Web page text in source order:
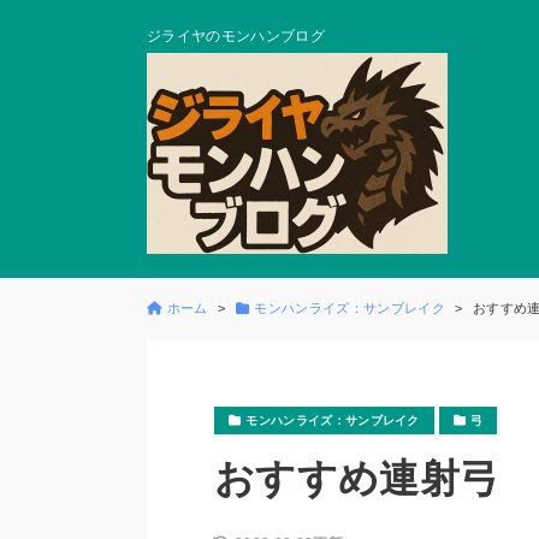
ジライヤのモンハンブログ
ホーム モンハンライズ：サンブレイク おすすめ
モンハンライズ：サンブレイク 弓
おすすめ連射弓